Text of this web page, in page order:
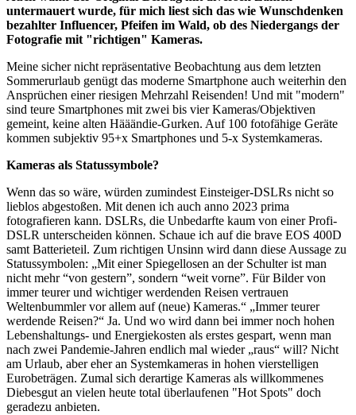
untermauert wurde, für mich liest sich das wie Wunschdenken
bezahlter Influencer, Pfeifen im Wald, ob des Niedergangs der
Fotografie mit "richtigen" Kameras.
Meine sicher nicht repräsentative Beobachtung aus dem letzten
Sommerurlaub genügt das moderne Smartphone auch weiterhin den
Ansprüchen einer riesigen Mehrzahl Reisenden! Und mit "modern"
sind teure Smartphones mit zwei bis vier Kameras/Objektiven
gemeint, keine alten Hääändie-Gurken. Auf 100 fotofähige Geräte
kommen subjektiv 95+x Smartphones und 5-x Systemkameras.
Kameras als Statussymbole?
Wenn das so wäre, würden zumindest Einsteiger-DSLRs nicht so
lieblos abgestoßen. Mit denen ich auch anno 2023 prima
fotografieren kann. DSLRs, die Unbedarfte kaum von einer Profi-
DSLR unterscheiden können. Schaue ich auf die brave EOS 400D
samt Batterieteil. Zum richtigen Unsinn wird dann diese Aussage zu
Statussymbolen: „Mit einer Spiegellosen an der Schulter ist man
nicht mehr “von gestern”, sondern “weit vorne”. Für Bilder von
immer teurer und wichtiger werdenden Reisen vertrauen
Weltenbummler vor allem auf (neue) Kameras.“ „Immer teurer
werdende Reisen?“ Ja. Und wo wird dann bei immer noch hohen
Lebenshaltungs- und Energiekosten als erstes gespart, wenn man
nach zwei Pandemie-Jahren endlich mal wieder „raus“ will? Nicht
am Urlaub, aber eher an Systemkameras in hohen vierstelligen
Eurobeträgen. Zumal sich derartige Kameras als willkommenes
Diebesgut an vielen heute total überlaufenen "Hot Spots" doch
geradezu anbieten.